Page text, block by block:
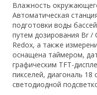
Влажность
Автоматическая
подготовки воды
путем дозирования Br /
Redox, а также
оснащена таймером,
графическим TFT-
пикселей, диагональ
светодиодной